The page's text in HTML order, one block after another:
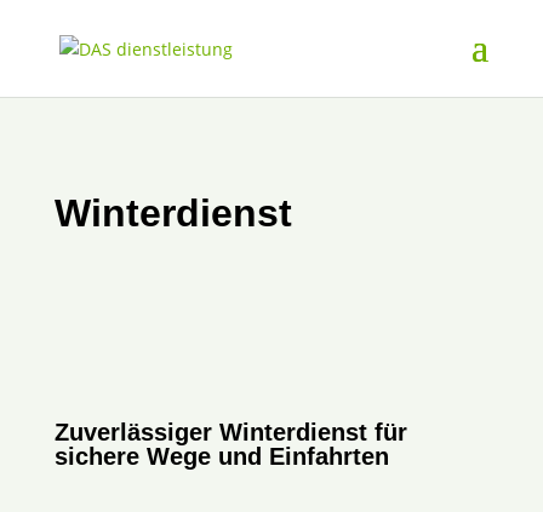
Winterdienst
Zuverlässiger Winterdienst für
sichere Wege und Einfahrten